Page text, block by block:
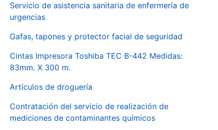
Servicio de asistencia sanitaria de enfermería de
urgencias
Gafas, tapones y protector facial de seguridad
Cintas Impresora Toshiba TEC B-442 Medidas:
83mm. X 300 m.
Artículos de droguería
Contratación del servicio de realización de
mediciones de contaminantes químicos